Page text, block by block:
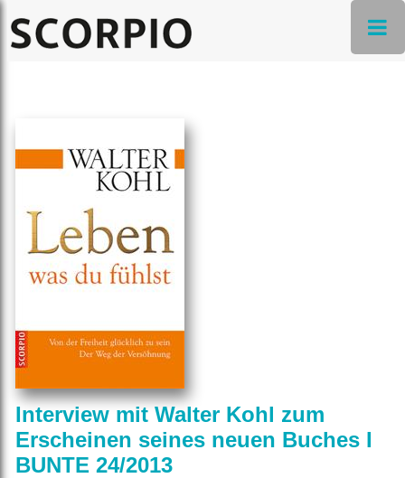
Interview mit Walter Kohl zum
Erscheinen seines neuen Buches I
BUNTE 24/2013